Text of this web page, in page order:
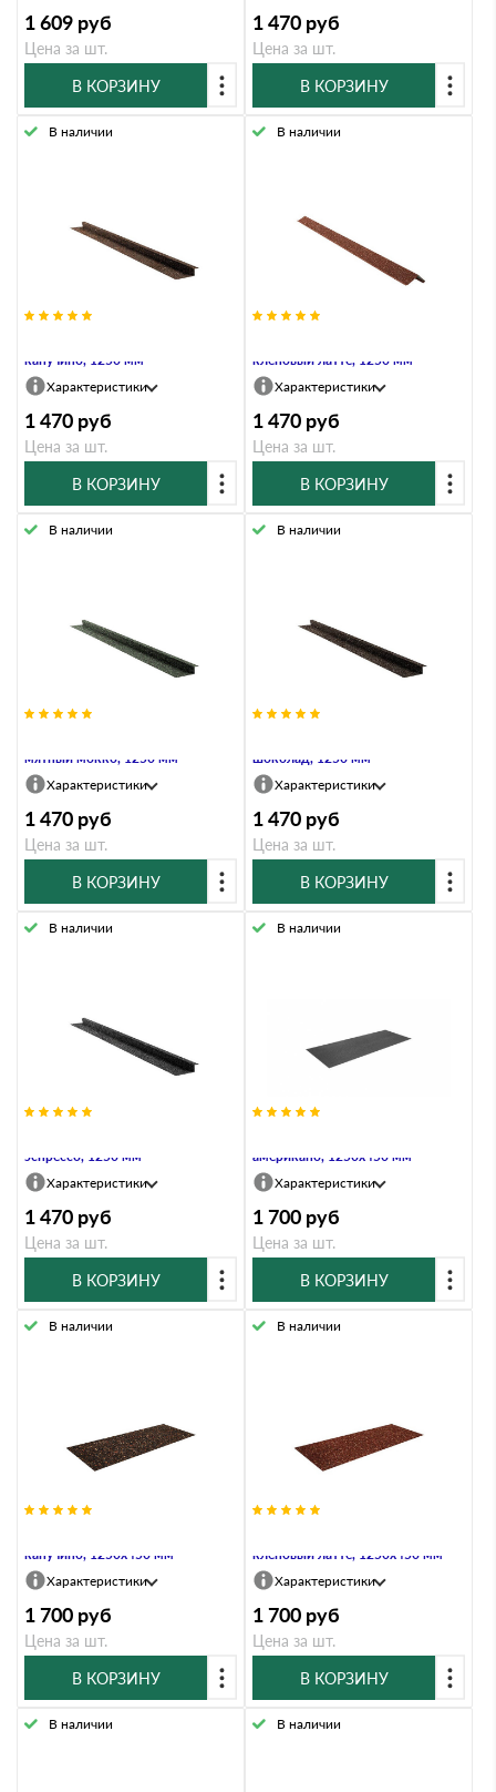
1 609 руб
Цена за шт.
В КОРЗИНУ
1 470 руб
Цена за шт.
В КОРЗИНУ
капучино, 1250 мм
В наличии
Характеристики
1 470 руб
Цена за шт.
В КОРЗИНУ
кленовый латте, 1250 мм
В наличии
Характеристики
1 470 руб
Цена за шт.
В КОРЗИНУ
мятный мокко, 1250 мм
В наличии
Характеристики
1 470 руб
Цена за шт.
В КОРЗИНУ
шоколад, 1250 мм
В наличии
Характеристики
1 470 руб
Цена за шт.
В КОРЗИНУ
эспрессо, 1250 мм
В наличии
Характеристики
1 470 руб
Цена за шт.
В КОРЗИНУ
американо, 1250х450 мм
В наличии
Характеристики
1 700 руб
Цена за шт.
В КОРЗИНУ
капучино, 1250х450 мм
В наличии
Характеристики
1 700 руб
Цена за шт.
В КОРЗИНУ
кленовый латте, 1250х450 мм
В наличии
Характеристики
1 700 руб
Цена за шт.
В КОРЗИНУ
В наличии В наличии